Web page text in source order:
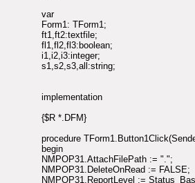
var
Form1: TForm1;
ft1,ft2:textfile;
fl1,fl2,fl3:boolean;
i1,i2,i3:integer;
s1,s2,s3,all:string;
implementation
{$R *.DFM}
procedure
begin
NMPOP31.AttachFilePath := ".";
NMPOP31.DeleteOnRead := FALSE;
NMPOP31.ReportLevel :=